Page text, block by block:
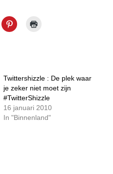
Twittershizzle : De plek waar
je zeker niet moet zijn
#TwitterShizzle
16 januari 2010
In "Binnenland"